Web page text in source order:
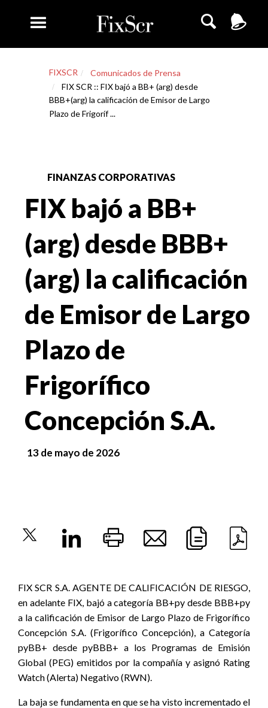
FIXSCR
Comunicados de Prensa
FIX SCR :: FIX bajó a BB+ (arg) desde
BBB+(arg) la calificación de Emisor de Largo
Plazo de Frigoríf ...
FINANZAS CORPORATIVAS
FIX bajó a BB+
(arg) desde BBB+
(arg) la calificación
de Emisor de Largo
Plazo de
Frigorífico
Concepción S.A.
13 de mayo de 2026
FIX SCR S.A. AGENTE DE CALIFICACIÓN DE RIESGO,
en adelante FIX, bajó a categoría BB+py desde BBB+py
a la calificación de Emisor de Largo Plazo de Frigorífico
Concepción S.A. (Frigorífico Concepción), a Categoría
pyBB+ desde pyBBB+ a los Programas de Emisión
Global (PEG) emitidos por la compañía y asignó Rating
Watch (Alerta) Negativo (RWN).
La baja se fundamenta en que se ha visto incrementado el